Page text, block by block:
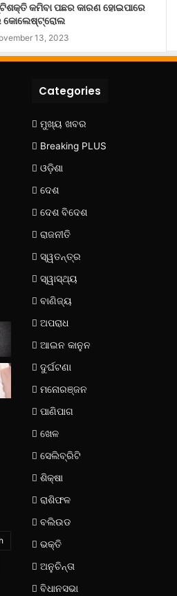
କମିବା ପଛର କାରଣ ହୋଇପାରେ
କୋଲେଷ୍ଟ୍ରୋଲ
13, 2023
Categories
ମୁଖ୍ୟ ଖବର
Breaking PLUS
ଓଡ଼ିଶା
ଦେଶ
ଦେଶ ବିଦେଶ
ରାଜନୀତି
ସ୍ୱତନ୍ତ୍ର
ସ୍ୱାସ୍ଥ୍ୟ
ବାଣିଜ୍ୟ
ଅପରାଧ
ଆଇନ କାନୁନ
ଦୁର୍ଘଟଣା
ମନୋରଞ୍ଜନ
ପାଣିପାଗ
ଖେଳ
ସେଲିବ୍ରିଟି
ଶିକ୍ଷା
ରାଶିଫଳ
ବଲିଉଡ
ଭକ୍ତି
ଅନୁଚିନ୍ତା
ବିଧାନସଭା